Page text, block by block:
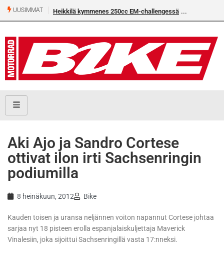
UUSIMMAT Heikkilä kymmenes 250cc EM-challengessä
Aki Ajo ja Sandro Cortese
ottivat ilon irti Sachsenringin
podiumilla
8 heinäkuun, 2012 Bike
Kauden toisen ja uransa neljännen voiton napannut Cortese johtaa
sarjaa nyt 18 pisteen erolla espanjalaiskuljettaja Maverick
Vinalesiin, joka sijoittui Sachsenringillä vasta 17:nneksi.